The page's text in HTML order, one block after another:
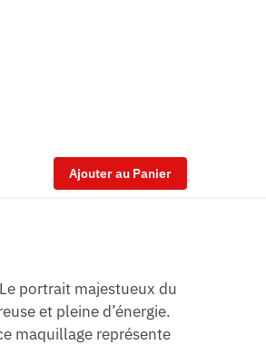
Ajouter au Panier
portrait majestueux du
et pleine d’énergie.
maquillage représente